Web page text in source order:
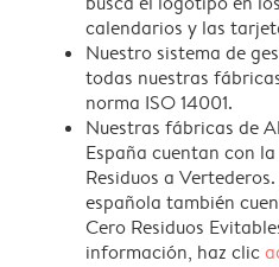
calendarios y las
Nuestro sistema de
todas nuestras
norma ISO 14001.
Nuestras fábricas de
España cuentan con
Residuos a
española también
Cero Residuos
información, haz clic